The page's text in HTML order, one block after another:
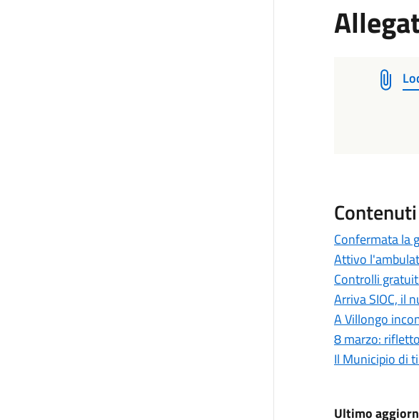
Confermata la
Attivo
Controlli
Arriva SIOC, il
A Villongo
8 marzo:
Il Municipio di
Ultimo